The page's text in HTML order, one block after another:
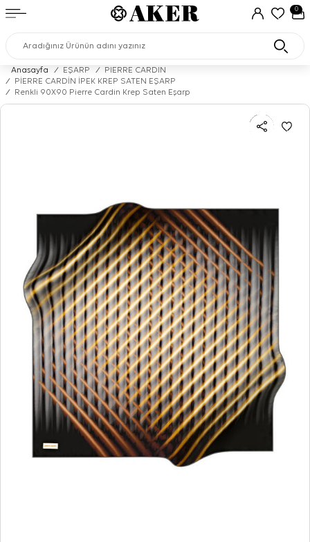
0
Anasayfa / EŞARP /
PIERRE CARDIN
/
PİERRE CARDİN İPEK KREP SATEN EŞARP
/
Renkli 90X90 Pierre Cardin Krep Saten Eşarp